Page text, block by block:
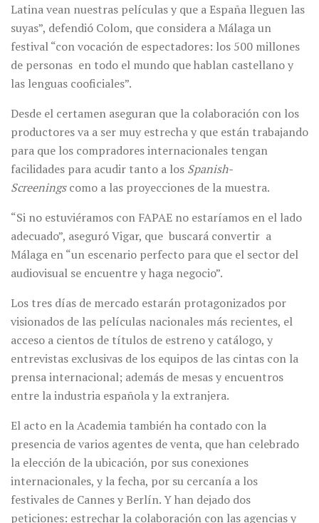
Latina vean nuestras películas y que a España lleguen las
suyas”, defendió Colom, que considera a Málaga un
festival “con vocación de espectadores: los 500 millones
de personas en todo el mundo que hablan castellano y
las lenguas cooficiales”.
Desde el certamen aseguran que la colaboración con los
productores va a ser muy estrecha y que están trabajando
para que los compradores internacionales tengan
facilidades para acudir tanto a los Spanish-
Screeningscomo a las proyecciones de la muestra.
“Si no estuviéramos con FAPAE no estaríamos en el lado
adecuado”, aseguró Vigar, que buscará convertir a
Málaga en “un escenario perfecto para que el sector del
audiovisual se encuentre y haga negocio”.
Los tres días de mercado estarán protagonizados por
visionados de las películas nacionales más recientes, el
acceso a cientos de títulos de estreno y catálogo, y
entrevistas exclusivas de los equipos de las cintas con la
prensa internacional; además de mesas y encuentros
entre la industria española y la extranjera.
El acto en la Academia también ha contado con la
presencia de varios agentes de venta, que han celebrado
la elección de la ubicación, por sus conexiones
internacionales, y la fecha, por su cercanía a los
festivales de Cannes y Berlín. Y han dejado dos
peticiones: estrechar la colaboración con las agencias y